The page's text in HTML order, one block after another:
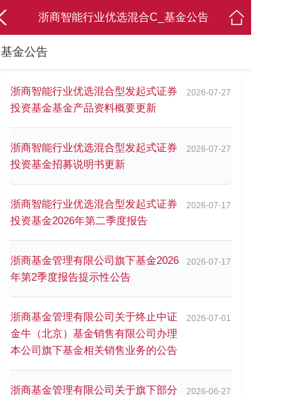
浙商智能行业优选混合C_基金公告
基金公告
浙商智能行业优选混合型发起式证券
投资基金基金产品资料概要更新
2026-07-27
浙商智能行业优选混合型发起式证券
投资基金招募说明书更新
2026-07-27
浙商智能行业优选混合型发起式证券
投资基金2026年第二季度报告
2026-07-17
浙商基金管理有限公司旗下基金2026
年第2季度报告提示性公告
2026-07-17
浙商基金管理有限公司关于终止中证
金牛（北京）基金销售有限公司办理
本公司旗下基金相关销售业务的公告
2026-07-01
浙商基金管理有限公司关于旗下部分
2026-06-27